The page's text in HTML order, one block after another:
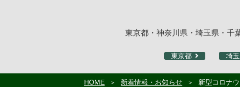
東京都・神奈川県・埼玉県・千
東京都 埼
HOME 新着情報・お知らせ 新型コロナ